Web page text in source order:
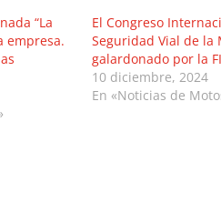
“La
empresa.
El Congreso
Seguridad Vial de la
galardonado por la
10 diciembre, 2024
En «Noticias de